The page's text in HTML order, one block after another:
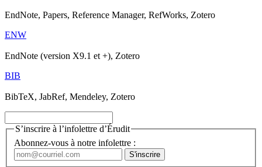
EndNote, Papers, Reference Manager, RefWorks, Zotero
ENW
EndNote (version X9.1 et +), Zotero
BIB
BibTeX, JabRef, Mendeley, Zotero
S’inscrire à l’infolettre d’Érudit
Abonnez-vous à notre infolettre :